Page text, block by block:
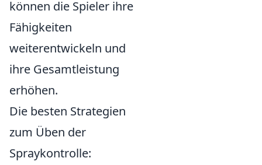
können die Spieler ihre
Fähigkeiten
weiterentwickeln und
ihre Gesamtleistung
erhöhen.
Die besten Strategien
zum Üben der
Spraykontrolle: